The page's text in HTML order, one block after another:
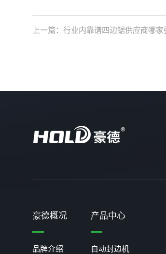
上一篇：行业内靠谱四边锯供应商哪家强？一文为你揭秘优选
豪德概况
品牌介绍
产品中心
自动封边机